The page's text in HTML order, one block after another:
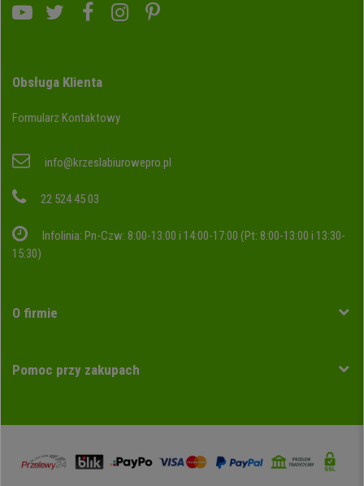
Obsługa Klienta
Formularz Kontaktowy
info@krzeslabiurowepro.pl
22 524 45 03
Infolinia: Pn-Czw: 8:00-13:00 i 14:00-17:00 (Pt: 8:00-13:00 i 13:30-
15:30)
O firmie
Pomoc przy zakupach